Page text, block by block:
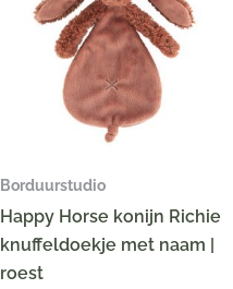
Borduurstudio
Happy Horse konijn Richie
knuffeldoekje met naam |
roest